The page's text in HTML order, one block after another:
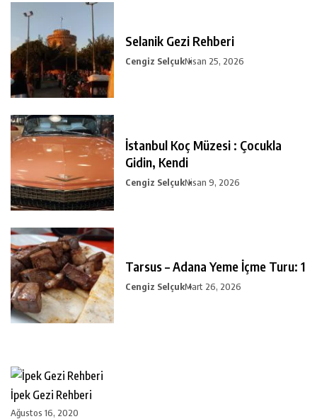
Selanik Gezi Rehberi
Cengiz SelçukNisan 25, 2026
İstanbul Koç Müzesi : Çocukla
Gidin, Kendi
Cengiz SelçukNisan 9, 2026
Tarsus – Adana Yeme İçme Turu: 1
Cengiz SelçukMart 26, 2026
İpek Gezi Rehberi
Ağustos 16, 2020